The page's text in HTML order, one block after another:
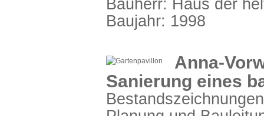
Bauherr: Haus der
Baujahr: 1998
Anna-
Sanierung eines